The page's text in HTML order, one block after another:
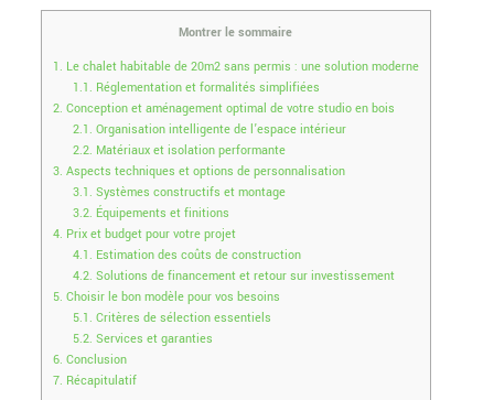
Montrer le sommaire
1. Le chalet habitable de 20m2 sans permis : une solution moderne
1.1. Réglementation et formalités simplifiées
2. Conception et aménagement optimal de votre studio en bois
2.1. Organisation intelligente de l’espace intérieur
2.2. Matériaux et isolation performante
3. Aspects techniques et options de personnalisation
3.1. Systèmes constructifs et montage
3.2. Équipements et finitions
4. Prix et budget pour votre projet
4.1. Estimation des coûts de construction
4.2. Solutions de financement et retour sur investissement
5. Choisir le bon modèle pour vos besoins
5.1. Critères de sélection essentiels
5.2. Services et garanties
6. Conclusion
7. Récapitulatif